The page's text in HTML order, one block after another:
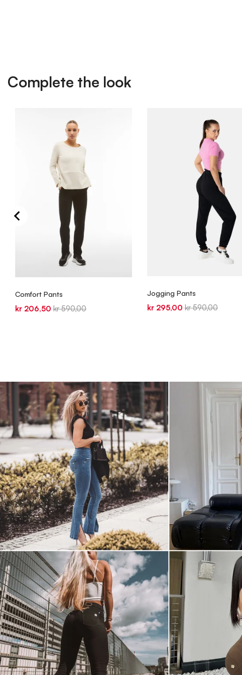
Complete the look
Comfort Pants
Sale
kr 206,50 Original
kr 590,00
Jogging Pants
Sale
kr 295,00 Original
kr 590,00